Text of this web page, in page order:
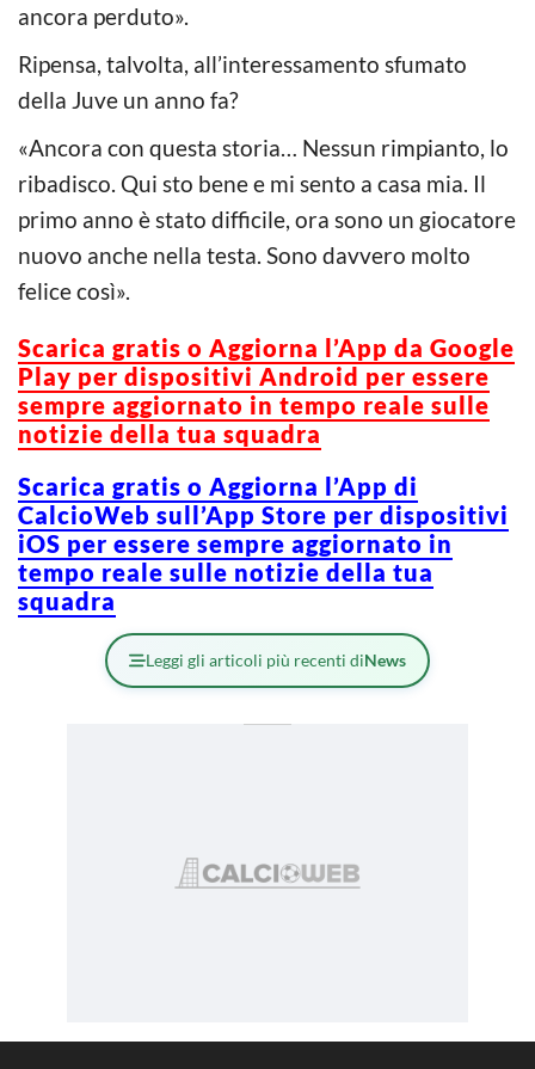
ancora perduto».
Ripensa, talvolta, all’interessamento sfumato
della Juve un anno fa?
«Ancora con questa storia… Nessun rimpianto, lo
ribadisco. Qui sto bene e mi sento a casa mia. Il
primo anno è stato difficile, ora sono un giocatore
nuovo anche nella testa. Sono davvero molto
felice così».
Scarica gratis o Aggiorna l’App da Google
Play per dispositivi Android per essere
sempre aggiornato in tempo reale sulle
notizie della tua squadra
Scarica gratis o Aggiorna l’App di
CalcioWeb sull’App Store per dispositivi
iOS per essere sempre aggiornato in
tempo reale sulle notizie della tua
squadra
Leggi gli articoli più recenti diNews